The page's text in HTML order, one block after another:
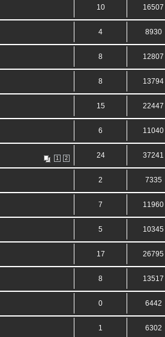
10 16507
4 8930
8 12807
8 13794
15 22447
6 11040
1 2 24 37241
2 7335
7 11960
5 10345
17 26795
8 13517
0 6442
1 6302